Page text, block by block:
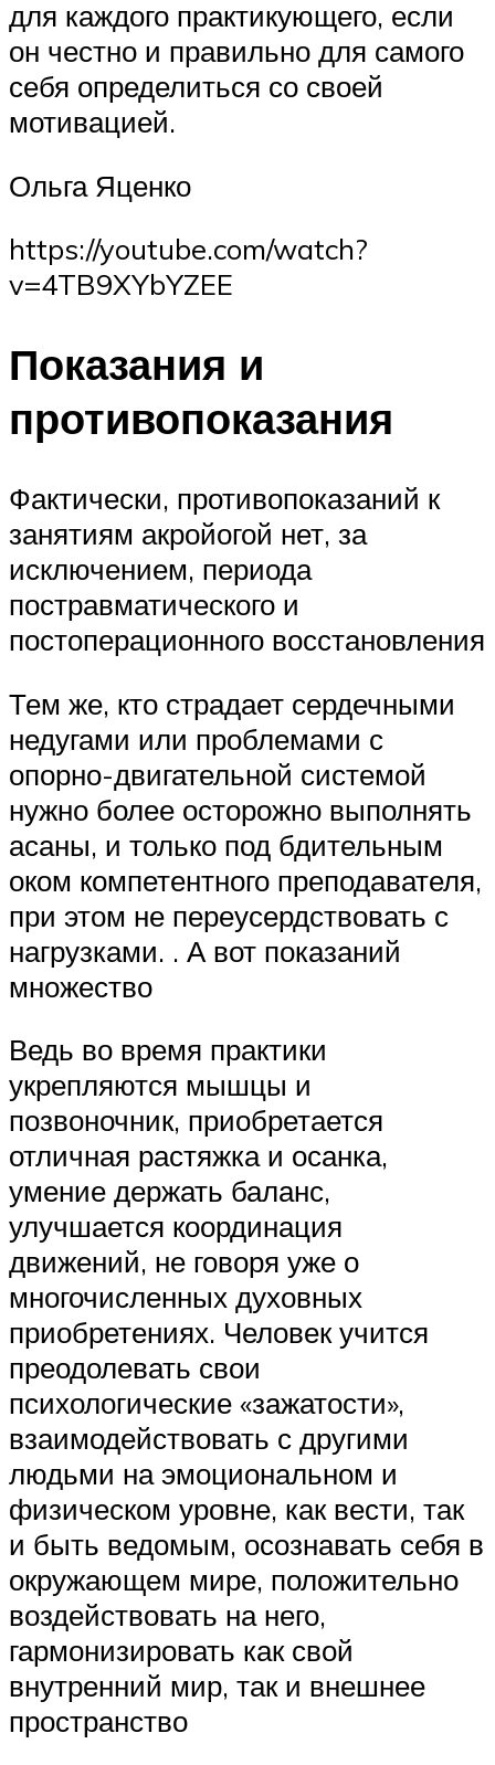
для каждого практикующего, если
он честно и правильно для самого
себя определиться со своей
мотивацией.
Ольга Яценко
https://youtube.com/watch?
v=4TB9XYbYZEE
Показания и
противопоказания
Фактически, противопоказаний к
занятиям акройогой нет, за
исключением, периода
постравматического и
постоперационного восстановления
Тем же, кто страдает сердечными
недугами или проблемами с
опорно-двигательной системой
нужно более осторожно выполнять
асаны, и только под бдительным
оком компетентного преподавателя,
при этом не переусердствовать с
нагрузками. . А вот показаний
множество
Ведь во время практики
укрепляются мышцы и
позвоночник, приобретается
отличная растяжка и осанка,
умение держать баланс,
улучшается координация
движений, не говоря уже о
многочисленных духовных
приобретениях. Человек учится
преодолевать свои
психологические «зажатости»,
взаимодействовать с другими
людьми на эмоциональном и
физическом уровне, как вести, так
и быть ведомым, осознавать себя в
окружающем мире, положительно
воздействовать на него,
гармонизировать как свой
внутренний мир, так и внешнее
пространство